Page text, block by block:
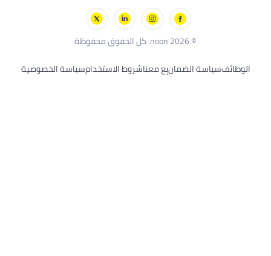
الوظائفسياسة الضمانبِع معناشروط الاستخدامسياسة الخصوصية